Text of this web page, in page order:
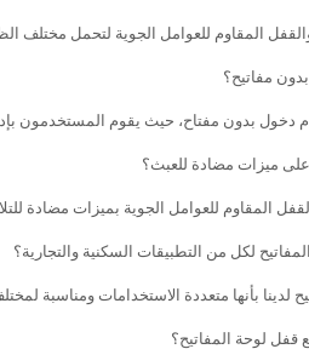
المقاوم للعوامل الجوية لتحمل مختلف
مفاتيح؟
دخول بدون مفتاح، حيث يقوم المستخدمون
ميزات مضادة للعبث؟
المقاوم للعوامل الجوية بميزات مضادة
لكل من التطبيقات السكنية والتجارية؟
لدينا بأنها متعددة الاستخدامات ومناسبة
لوحة المفاتيح؟